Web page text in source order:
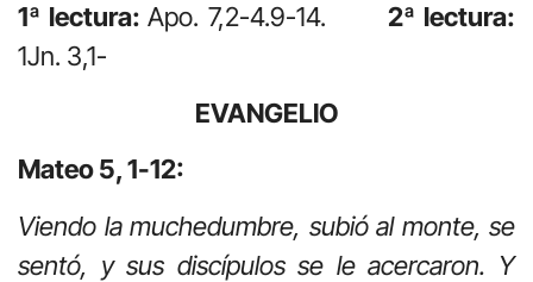
1ª lectura:Apo. 7,2-4.9-14. 2ª lectura:
1Jn. 3,1-
EVANGELIO
Mateo 5, 1-12:
Viendo la muchedumbre, subió al monte, se
sentó, y sus discípulos se le acercaron. Y